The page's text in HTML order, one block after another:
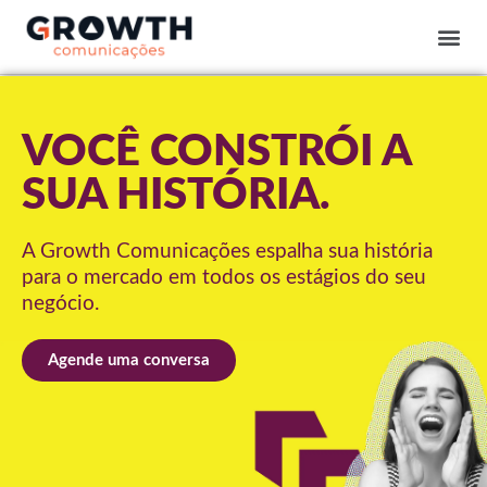
VOCÊ CONSTRÓI A
SUA HISTÓRIA.
A Growth Comunicações espalha sua história
para o mercado em todos os estágios do seu
negócio.
Agende uma conversa